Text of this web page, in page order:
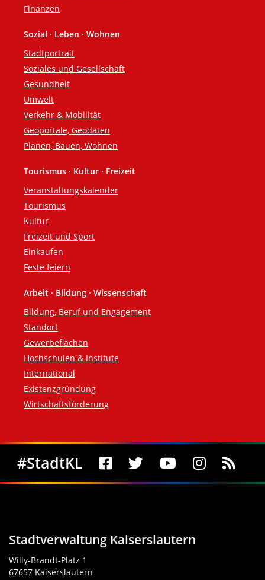
Finanzen
Sozial · Leben · Wohnen
Stadtportrait
Soziales und Gesellschaft
Gesundheit
Umwelt
Verkehr & Mobilität
Geoportale, Geodaten
Planen, Bauen, Wohnen
Tourismus · Kultur · Freizeit
Veranstaltungskalender
Tourismus
Kultur
Freizeit und Sport
Einkaufen
Feste feiern
Arbeit · Bildung · Wissenschaft
Bildung, Beruf und Engagement
Standort
Gewerbeflächen
Hochschulen & Institute
International
Existenzgründung
Wirtschaftsförderung
Social Media
#StadtKL
Stadtverwaltung Kaiserslautern
Willy-Brandt-Platz 1
67657 Kaiserslautern